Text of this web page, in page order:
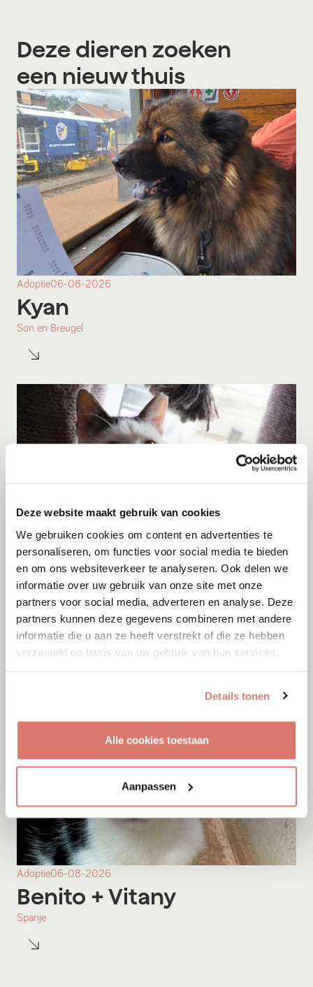
Deze website maakt gebruik van cookies
We gebruiken cookies om content en advertenties te
personaliseren, om functies voor social media te bieden
en om ons websiteverkeer te analyseren. Ook delen we
informatie over uw gebruik van onze site met onze
partners voor social media, adverteren en analyse. Deze
partners kunnen deze gegevens combineren met andere
informatie die u aan ze heeft verstrekt of die ze hebben
verzameld op basis van uw gebruik van hun services.
Details tonen
Alle cookies toestaan
Aanpassen
Deze dieren zoeken
een nieuw thuis
Adoptie06-08-2026
Kyan
Son en Breugel
Adoptie 06-08-2026
Figo
Berkhout
Adoptie06-08-2026
Benito + Vitany
Spanje